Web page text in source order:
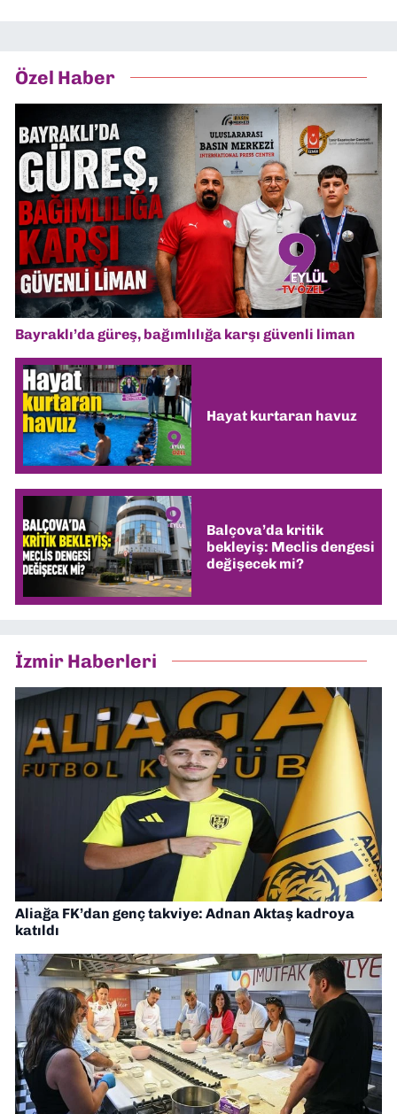
Özel Haber
Bayraklı’da güreş, bağımlılığa karşı güvenli liman
Hayat kurtaran havuz
Balçova’da kritik
bekleyiş: Meclis dengesi
değişecek mi?
İzmir Haberleri
Aliağa FK’dan genç takviye: Adnan Aktaş kadroya
katıldı